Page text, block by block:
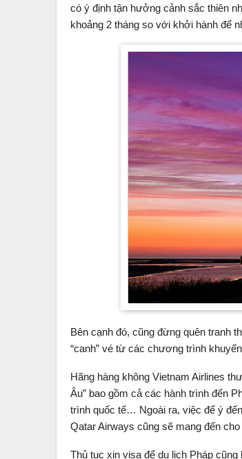
có ý định tận hưởng cảnh sắc thiên
khoảng 2 tháng so với khởi hành để
Bên cạnh đó, cũng đừng quên tranh
“canh” vé từ các chương trình
Hãng hàng không Vietnam Airlines
Âu” bao gồm cả các hành trình đến
trình quốc tế… Ngoài ra, việc để ý
Qatar Airways cũng sẽ mang đến
Thủ tục xin visa để du lịch Pháp